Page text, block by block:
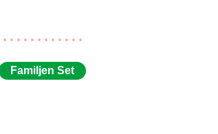
Familjen Set